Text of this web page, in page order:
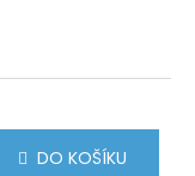
DO KOŠÍKU